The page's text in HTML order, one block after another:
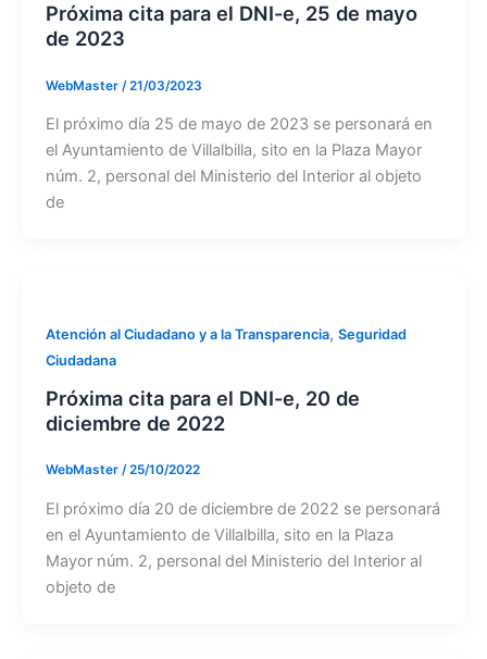
Próxima cita para el DNI-e, 25 de mayo
de 2023
WebMaster /21/03/2023
El próximo día 25 de mayo de 2023 se personará en
el Ayuntamiento de Villalbilla, sito en la Plaza Mayor
núm. 2, personal del Ministerio del Interior al objeto
de
Atención al Ciudadano y a la Transparencia, Seguridad
Ciudadana
Próxima cita para el DNI-e, 20 de
diciembre de 2022
WebMaster /25/10/2022
El próximo día 20 de diciembre de 2022 se personará
en el Ayuntamiento de Villalbilla, sito en la Plaza
Mayor núm. 2, personal del Ministerio del Interior al
objeto de